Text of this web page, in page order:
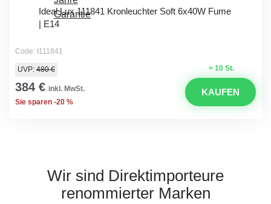
Ideal Lux 111841 Kronleuchter Soft 6x40W Fume
| E14
Code: I111841
> 10 St.
UVP: 480 €
384 € inkl. MwSt.
Sie sparen -20 %
KAUFEN
Wir sind Direktimporteure
renommierter Marken